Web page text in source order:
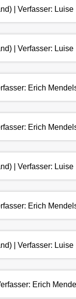
| Verfasser:
| Verfasser:
Erich
Erich
| Verfasser:
Erich
| Verfasser:
Erich